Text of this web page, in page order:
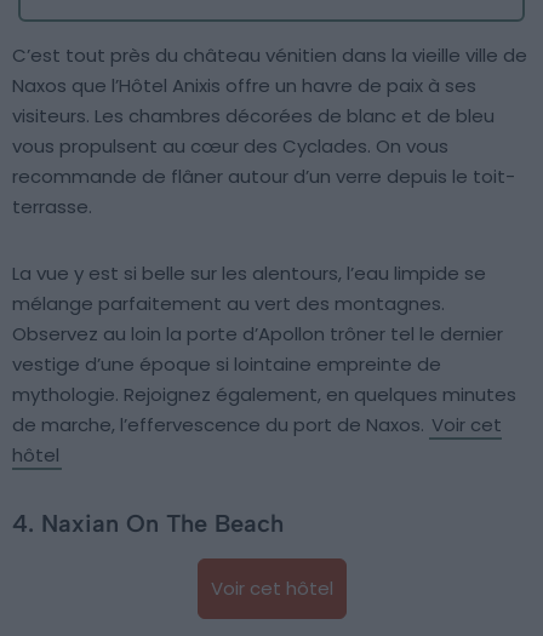
C’est tout près du château vénitien dans la vieille ville de
Naxos que l’Hôtel Anixis offre un havre de paix à ses
visiteurs. Les chambres décorées de blanc et de bleu
vous propulsent au cœur des Cyclades. On vous
recommande de flâner autour d’un verre depuis le toit-
terrasse.
La vue y est si belle sur les alentours, l’eau limpide se
mélange parfaitement au vert des montagnes.
Observez au loin la porte d’Apollon trôner tel le dernier
vestige d’une époque si lointaine empreinte de
mythologie. Rejoignez également, en quelques minutes
de marche, l’effervescence du port de Naxos. Voir cet
hôtel
4. Naxian On The Beach
Voir cet hôtel